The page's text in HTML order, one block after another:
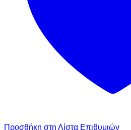
Προσθήκη στη Λίστα Επιθυμιών